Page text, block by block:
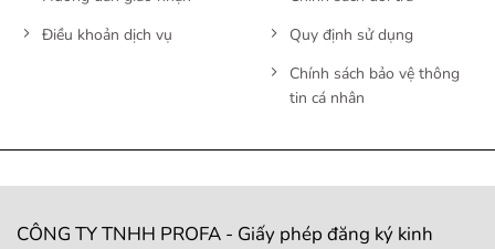
Điều khoản dịch vụ
Quy định sử dụng
Chính sách bảo vệ thông
tin cá nhân
CÔNG TY TNHH PROFA - Giấy phép đăng ký kinh